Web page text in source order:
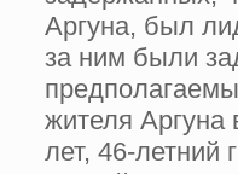
Аргуна, был
за ним были
жителя Аргуна
лет, 46-летний